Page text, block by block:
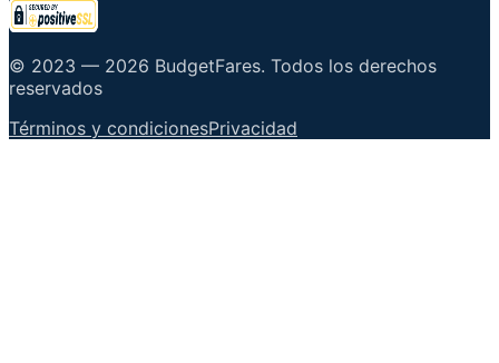
© 2023 — 2026 BudgetFares. Todos los derechos
reservados
Términos y condicionesPrivacidad